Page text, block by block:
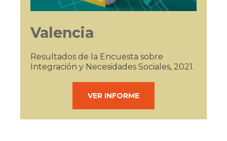
Valencia
Resultados de la Encuesta sobre
Integración y Necesidades Sociales, 2021.
VER INFORME